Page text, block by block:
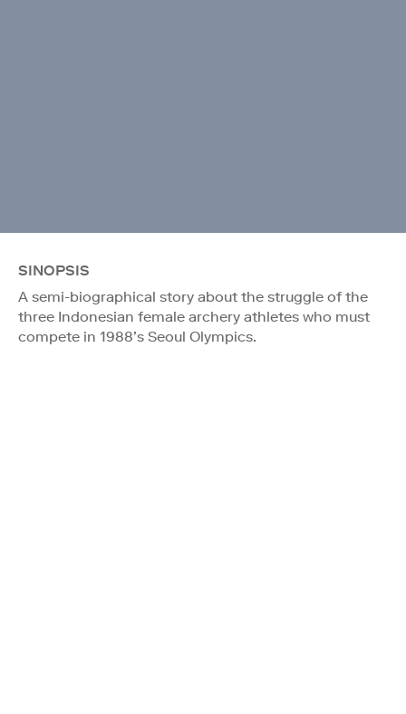
SINOPSIS
A semi-biographical story about the struggle of the
three Indonesian female archery athletes who must
compete in 1988’s Seoul Olympics.